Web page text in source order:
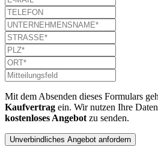
Mit dem Absenden dieses Formulars
Kaufvertrag ein. Wir nutzen Ihre
kostenloses Angebot zu senden.